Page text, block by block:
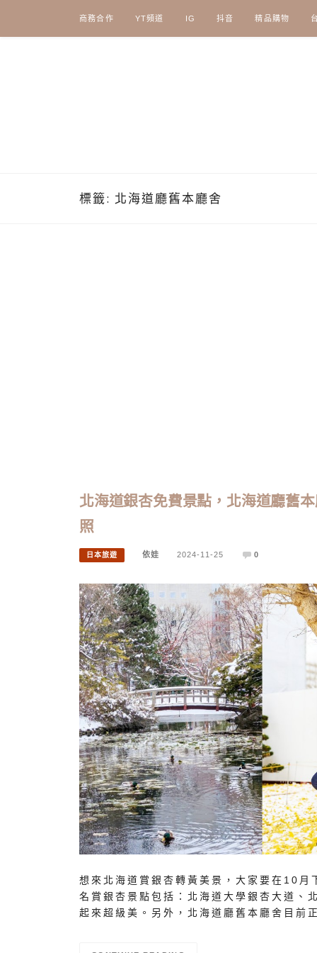
content
商務合作 YT頻道 IG 抖音 精品購物
標籤: 北海道廳舊本廳舍
北海道銀杏免費景點，北海道廳舊
照
日本旅遊 依娃 2024-11-25 0
想來北海道賞銀杏轉黃美景，大家要在10月
名賞銀杏景點包括：北海道大學銀杏大道、
起來超級美。另外，北海道廳舊本廳舍目前